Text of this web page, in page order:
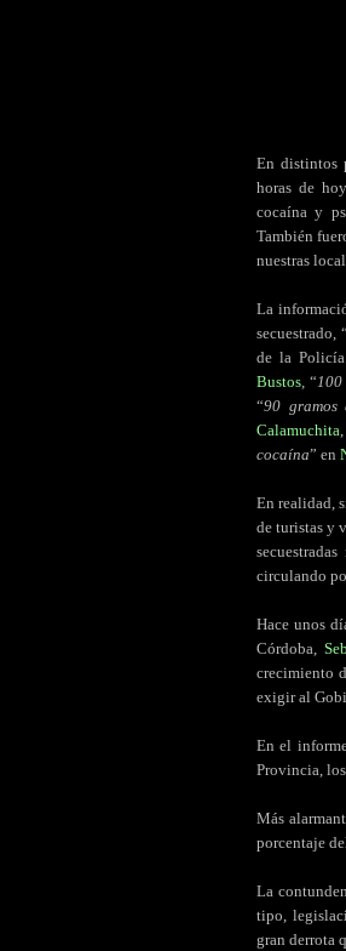
En distintos
horas de
cocaína y
También
nuestras
La
secuestrado, “
de la
Bustos, “100
“90 gramos
Calamuchita
cocaína” en
En realidad,
de turistas y
circulando
Hace unos
Córdoba,
crecimiento
exigir al
En el
Provincia,
Más
porcentaje
La
tipo,
gran derrota